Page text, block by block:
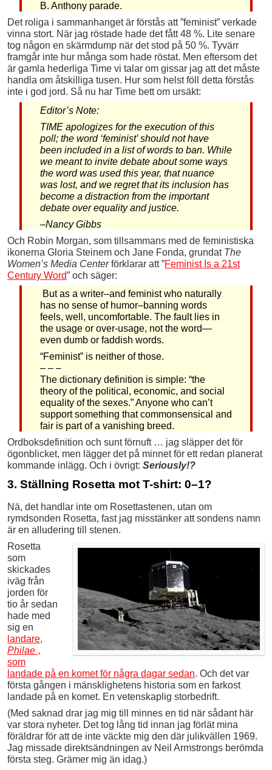
B. Anthony parade.
Det roliga i sammanhanget är förstås att ”feminist” verkade
vinna stort. När jag röstade hade det fått 48 %. Lite senare
tog någon en skärmdump när det stod på 50 %. Tyvärr
framgår inte hur många som hade röstat. Men eftersom det
är gamla hederliga Time vi talar om gissar jag att det måste
handla om åtskilliga tusen. Hur som helst föll detta förstås
inte i god jord. Så nu har Time bett om ursäkt:
Editor’s Note:
TIME apologizes for the execution of this
poll; the word ‘feminist’ should not have
been included in a list of words to ban. While
we meant to invite debate about some ways
the word was used this year, that nuance
was lost, and we regret that its inclusion has
become a distraction from the important
debate over equality and justice.
–Nancy Gibbs
Och Robin Morgan, som tillsammans med de feministiska
ikonerna Gloria Steinem och Jane Fonda, grundat The
Women’s Media Centerförklarar att ”Feminist Is a 21st
Century Word” och säger:
But as a writer–and feminist who naturally
has no sense of humor–banning words
feels, well, uncomfortable. The fault lies in
the usage or over-usage, not the word—
even dumb or faddish words.
“Feminist” is neither of those.
– – –
The dictionary definition is simple: “the
theory of the political, economic, and social
equality of the sexes.” Anyone who can’t
support something that commonsensical and
fair is part of a vanishing breed.
Ordboksdefinition och sunt förnuft … jag släpper det för
ögonblicket, men lägger det på minnet för ett redan planerat
kommande inlägg. Och i övrigt: Seriously!?
3. Ställning Rosetta mot T-shirt: 0–1?
Nä, det handlar inte om Rosettastenen, utan om
rymdsonden Rosetta, fast jag misstänker att sondens namn
är en alludering till stenen.
Rosetta
som
skickades
iväg från
jorden för
tio år sedan
hade med
sig en
landare,
Philae ,
som
landade på en komet för några dagar sedan. Och det var
första gången i mänsklighetens historia som en farkost
landade på en komet. En vetenskaplig storbedrift.
(Med saknad drar jag mig till minnes en tid när sådant här
var stora nyheter. Det tog lång tid innan jag förlät mina
föräldrar för att de inte väckte mig den där julikvällen 1969.
Jag missade direktsändningen av Neil Armstrongs berömda
första steg. Grämer mig än idag.)